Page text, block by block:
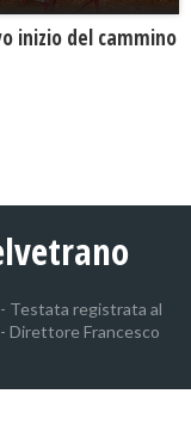
inizio del cammino
Testata registrata al
Direttore Francesco